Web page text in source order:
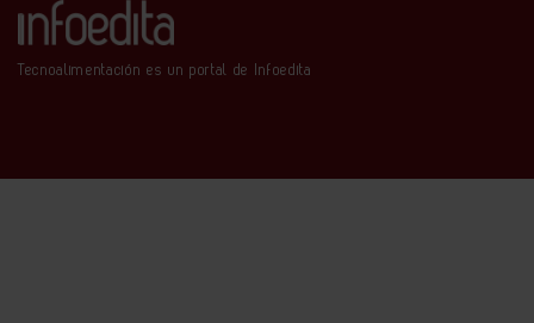
Tecnoalimentación es un portal de Infoedita